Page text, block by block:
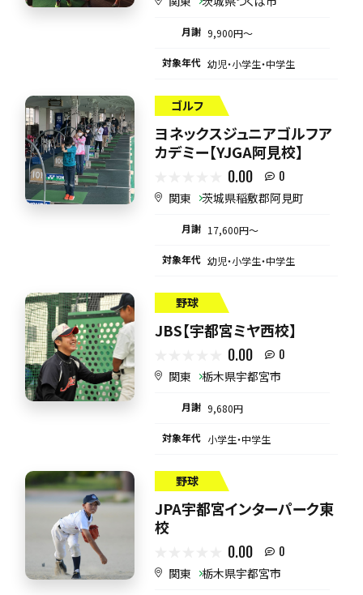
月謝 9,900円〜
対象年代 幼児・小学生・中学生
ゴルフ
ヨネックスジュニアゴルフア
カデミー【YJGA阿見校】
0.00 0
関東 茨城県稲敷郡阿見町
月謝 17,600円〜
対象年代 幼児・小学生・中学生
野球
JBS【宇都宮ミヤ西校】
0.00 0
関東 栃木県宇都宮市
月謝 9,680円
対象年代 小学生・中学生
野球
JPA宇都宮インターパーク東
校
0.00 0
関東 栃木県宇都宮市